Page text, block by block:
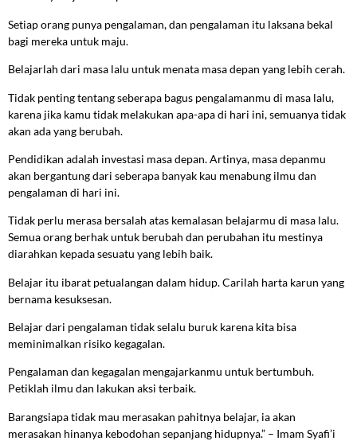
Setiap orang punya pengalaman, dan pengalaman itu laksana bekal
bagi mereka untuk maju.
Belajarlah dari masa lalu untuk menata masa depan yang lebih cerah.
Tidak penting tentang seberapa bagus pengalamanmu di masa lalu,
karena jika kamu tidak melakukan apa-apa di hari ini, semuanya tidak
akan ada yang berubah.
Pendidikan adalah investasi masa depan. Artinya, masa depanmu
akan bergantung dari seberapa banyak kau menabung ilmu dan
pengalaman di hari ini.
Tidak perlu merasa bersalah atas kemalasan belajarmu di masa lalu.
Semua orang berhak untuk berubah dan perubahan itu mestinya
diarahkan kepada sesuatu yang lebih baik.
Belajar itu ibarat petualangan dalam hidup. Carilah harta karun yang
bernama kesuksesan.
Belajar dari pengalaman tidak selalu buruk karena kita bisa
meminimalkan risiko kegagalan.
Pengalaman dan kegagalan mengajarkanmu untuk bertumbuh.
Petiklah ilmu dan lakukan aksi terbaik.
Barangsiapa tidak mau merasakan pahitnya belajar, ia akan
merasakan hinanya kebodohan sepanjang hidupnya.” – Imam Syafi’i